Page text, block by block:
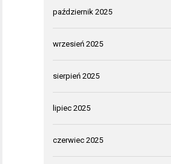
październik 2025
wrzesień 2025
sierpień 2025
lipiec 2025
czerwiec 2025